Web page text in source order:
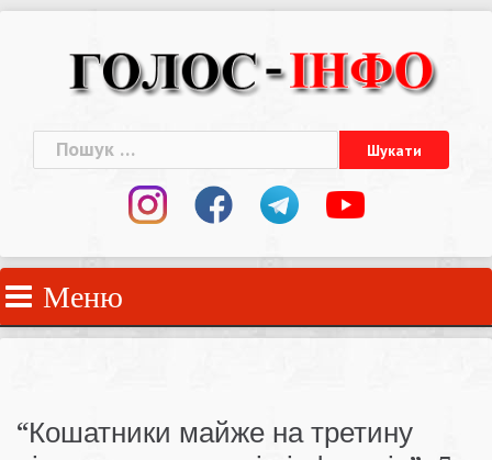
Пошук:
Меню
“Кошатники майже на третину